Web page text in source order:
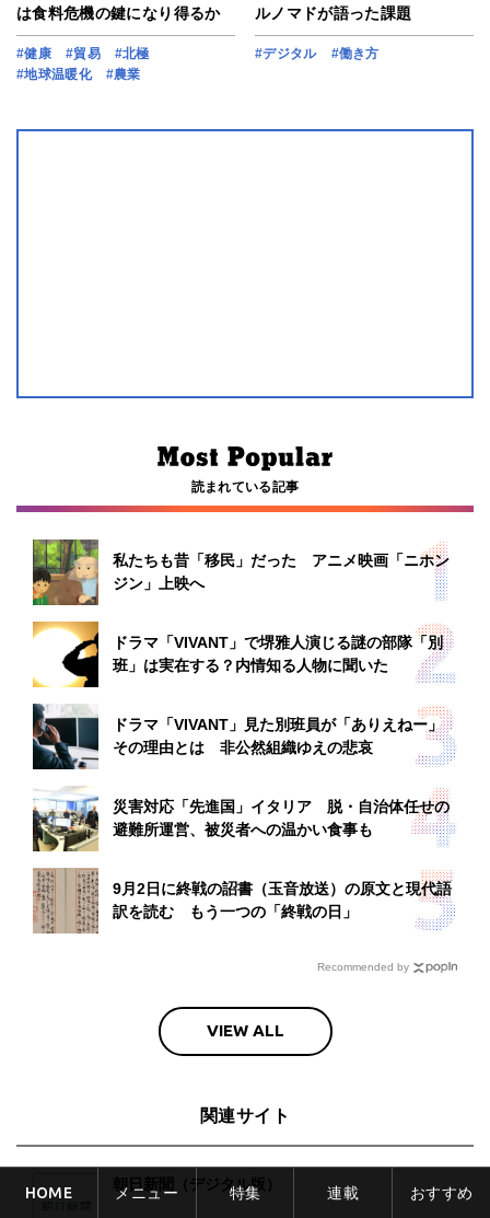
は食料危機の鍵になり得るか
#健康 #貿易
#北極
#地球温暖化
#農業
ルノマドが語った課題
#デジタル #働き方
読まれている記事
私たちも昔「移民」だった アニメ映画「ニホン
ジン」上映へ
ドラマ「VIVANT」で堺雅人演じる謎の部隊「別
班」は実在する？内情知る人物に聞いた
ドラマ「VIVANT」見た別班員が「ありえねー」
その理由とは 非公然組織ゆえの悲哀
災害対応「先進国」イタリア 脱・自治体任せの
避難所運営、被災者への温かい食事も
9月2日に終戦の詔書（玉音放送）の原文と現代語
訳を読む もう一つの「終戦の日」
Recommended by
VIEW ALL
関連サイト
朝日新聞（デジタル版）
HOME メニュー 特集 連載 おすすめ